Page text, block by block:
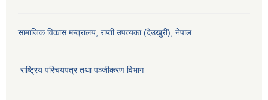
सामाजिक विकास मन्‍‍त्रालय, राप्ती उपत्यका (देउखुरी), नेपाल
राष्ट्रिय परिचयपत्र तथा पञ्जीकरण विभाग